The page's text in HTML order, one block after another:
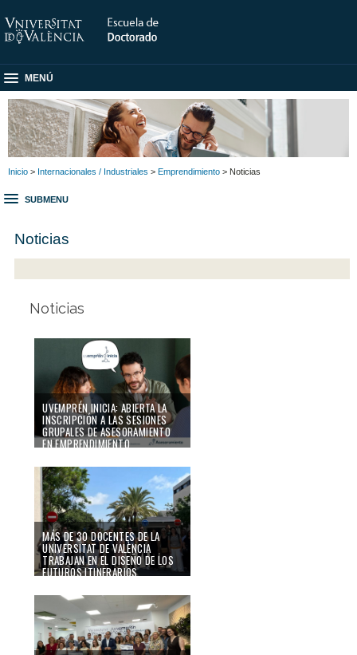
MENÚ
Inicio > Internacionales / Industriales > Emprendimiento > Noticias
SUBMENU
Noticias
Noticias
UVEMPRÉN INICIA: ABIERTA LA
INSCRIPCIÓN A LAS SESIONES
GRUPALES DE ASESORAMIENTO
EN EMPRENDIMIENTO
MÁS DE 30 DOCENTES DE LA
UNIVERSITAT DE VALÈNCIA
TRABAJAN EN EL DISEÑO DE LOS
FUTUROS ITINERARIOS
EMPRENDIMIENTO DURANTE
PREINCUBALAB 2026
13/07/26